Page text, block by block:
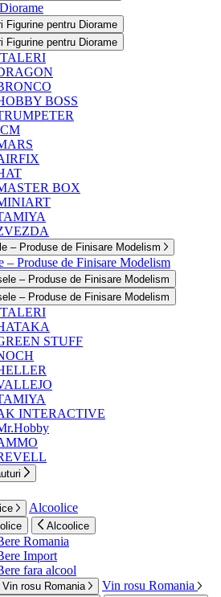
Figurine pentru Diorame
Figurine pentru Diorame
BOSS
BOX
– Produse de Finisare Modelism
– Produse de Finisare Modelism
– Produse de Finisare Modelism
– Produse de Finisare Modelism
STUFF
INTERACTIVE
Alcoolice
Alcoolice
Romania
Import
fara alcool
Vin rosu Romania Vin rosu Romania